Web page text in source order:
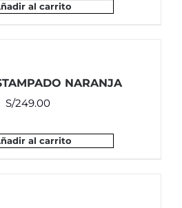
al carrito
NARANJA
S/249.00
al carrito